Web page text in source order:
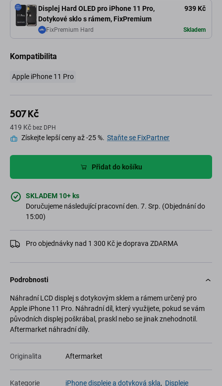
Displej Hard OLED pro iPhone 11 Pro,
Dotykové sklo s rámem, FixPremium
939 Kč
FixPremium Hard Skladem
Kompatibilita
Apple iPhone 11 Pro
507 Kč
419 Kč bez DPH
Získejte lepší ceny až -25 %. Staňte se FixPartner
Přidat do košíku
SKLADEM 10+ ks
Doručujeme následující pracovní den. 7. Srp. (Objednání do
15:00)
Pro objednávky nad 1 300 Kč je doprava ZDARMA
Podrobnosti
Náhradní LCD displej s dotykovým sklem a rámem určený pro
Apple iPhone 11 Pro. Náhradní díl, který využijete, pokud se vám
původních displej poškrábal, praskl nebo se jinak znehodnotil.
Aftermarket náhradní díly.
Originalita Aftermarket
Kategorie iPhone displeje a dotyková skla, Displeje